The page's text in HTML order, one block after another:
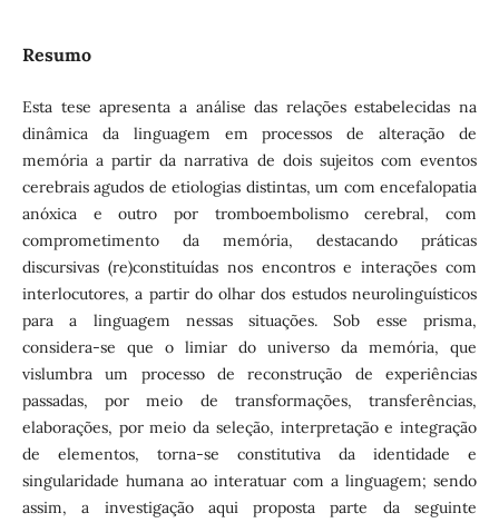
Resumo
Esta tese apresenta a análise das relações estabelecidas na
dinâmica da linguagem em processos de alteração de
memória a partir da narrativa de dois sujeitos com eventos
cerebrais agudos de etiologias distintas, um com encefalopatia
anóxica e outro por tromboembolismo cerebral, com
comprometimento da memória, destacando práticas
discursivas (re)constituídas nos encontros e interações com
interlocutores, a partir do olhar dos estudos neurolinguísticos
para a linguagem nessas situações. Sob esse prisma,
considera-se que o limiar do universo da memória, que
vislumbra um processo de reconstrução de experiências
passadas, por meio de transformações, transferências,
elaborações, por meio da seleção, interpretação e integração
de elementos, torna-se constitutiva da identidade e
singularidade humana ao interatuar com a linguagem; sendo
assim, a investigação aqui proposta parte da seguinte